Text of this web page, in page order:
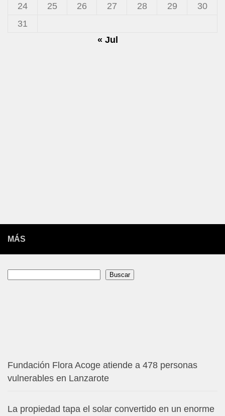
24
25 26 27 28 29
30
31
« Jul
MÁS
Buscar
Fundación Flora Acoge atiende a 478 personas
vulnerables en Lanzarote
La propiedad tapa el solar convertido en un enorme